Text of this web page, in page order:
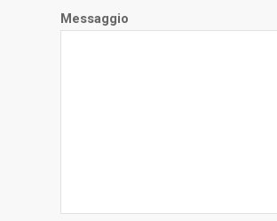
Messaggio